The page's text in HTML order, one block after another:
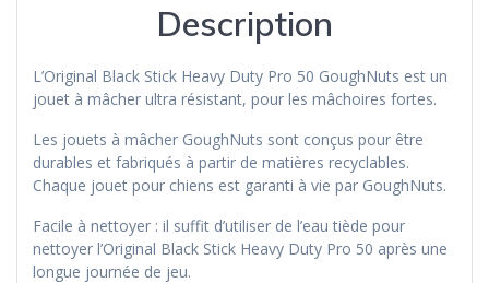
Description
L’Original Black Stick Heavy Duty Pro 50 GoughNuts est un
jouet à mâcher ultra résistant, pour les mâchoires fortes.
Les jouets à mâcher GoughNuts sont conçus pour être
durables et fabriqués à partir de matières recyclables.
Chaque jouet pour chiens est garanti à vie par GoughNuts.
Facile à nettoyer : il suffit d’utiliser de l’eau tiède pour
nettoyer l’Original Black Stick Heavy Duty Pro 50 après une
longue journée de jeu.